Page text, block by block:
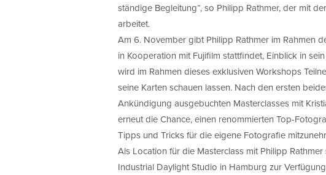
ständige Begleitung“, so Philipp Rathmer, der mit
arbeitet.
Am 6. November gibt Philipp Rathmer im Rahmen
in Kooperation mit Fujifilm stattfindet, Einblick in
wird im Rahmen dieses exklusiven Workshops
seine Karten schauen lassen. Nach den ersten
Ankündigung ausgebuchten Masterclasses mit
erneut die Chance, einen renommierten Top-
Tipps und Tricks für die eigene Fotografie
Als Location für die Masterclass mit Philipp
Industrial Daylight Studio in Hamburg zur